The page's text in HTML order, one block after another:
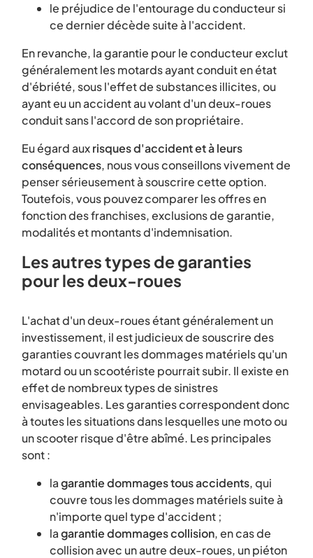
le préjudice de l'entourage du conducteur si
ce dernier décède suite à l'accident.
En revanche, la garantie pour le conducteur exclut
généralement les motards ayant conduit en état
d'ébriété, sous l'effet de substances illicites, ou
ayant eu un accident au volant d'un deux-roues
conduit sans l'accord de son propriétaire.
Eu égard auxrisques d'accident et à leurs
conséquences, nous vous conseillons vivement de
penser sérieusement à souscrire cette option.
Toutefois, vous pouvez comparer les offres en
fonction des franchises, exclusions de garantie,
modalités et montants d'indemnisation.
Les autres types de garanties
pour les deux-roues
L'achat d'un deux-roues étant généralement un
investissement, il est judicieux de souscrire des
garanties couvrant les dommages matériels qu'un
motard ou un scootériste pourrait subir. Il existe en
effet de nombreux types de sinistres
envisageables. Les garanties correspondent donc
à toutes les situations dans lesquelles une moto ou
un scooter risque d'être abîmé. Les principales
sont :
lagarantie dommages tous accidents, qui
couvre tous les dommages matériels suite à
n'importe quel type d'accident ;
lagarantie dommages collision, en cas de
collision avec un autre deux-roues, un piéton